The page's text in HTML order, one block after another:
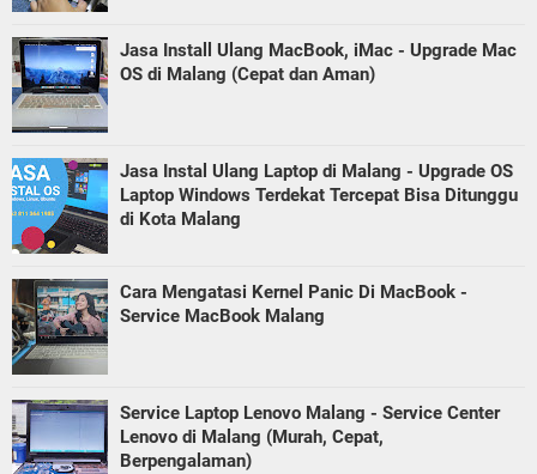
Jasa Install Ulang MacBook, iMac - Upgrade Mac
OS di Malang (Cepat dan Aman)
Jasa Instal Ulang Laptop di Malang - Upgrade OS
Laptop Windows Terdekat Tercepat Bisa Ditunggu
di Kota Malang
Cara Mengatasi Kernel Panic Di MacBook -
Service MacBook Malang
Service Laptop Lenovo Malang - Service Center
Lenovo di Malang (Murah, Cepat,
Berpengalaman)